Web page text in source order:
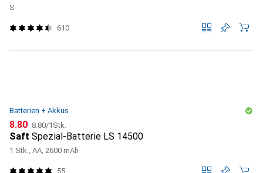
S
610
Batterien + Akkus
CHF
8.80 CHF
8.80/1Stk.
Saft Spezial-Batterie LS 14500
1 Stk., AA, 2600 mAh
55